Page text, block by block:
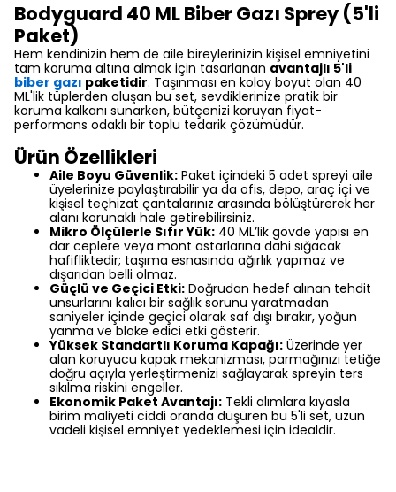
Bodyguard 40 ML Biber Gazı Sprey (5'li
Paket)
Hem kendinizin hem de aile bireylerinizin kişisel emniyetini
tam koruma altına almak için tasarlanan avantajlı 5'li
biber gazı paketidir. Taşınması en kolay boyut olan 40
ML'lik tüplerden oluşan bu set, sevdiklerinize pratik bir
koruma kalkanı sunarken, bütçenizi koruyan fiyat-
performans odaklı bir toplu tedarik çözümüdür.
Ürün Özellikleri
Aile Boyu Güvenlik: Paket içindeki 5 adet spreyi aile
üyelerinize paylaştırabilir ya da ofis, depo, araç içi ve
kişisel teçhizat çantalarınız arasında bölüştürerek her
alanı korunaklı hale getirebilirsiniz.
Mikro Ölçülerle Sıfır Yük: 40 ML’lik gövde yapısı en
dar ceplere veya mont astarlarına dahi sığacak
hafifliktedir; taşıma esnasında ağırlık yapmaz ve
dışarıdan belli olmaz.
Güçlü ve Geçici Etki: Doğrudan hedef alınan tehdit
unsurlarını kalıcı bir sağlık sorunu yaratmadan
saniyeler içinde geçici olarak saf dışı bırakır, yoğun
yanma ve bloke edici etki gösterir.
Yüksek Standartlı Koruma Kapağı: Üzerinde yer
alan koruyucu kapak mekanizması, parmağınızı tetiğe
doğru açıyla yerleştirmenizi sağlayarak spreyin ters
sıkılma riskini engeller.
Ekonomik Paket Avantajı: Tekli alımlara kıyasla
birim maliyeti ciddi oranda düşüren bu 5'li set, uzun
vadeli kişisel emniyet yedeklemesi için idealdir.